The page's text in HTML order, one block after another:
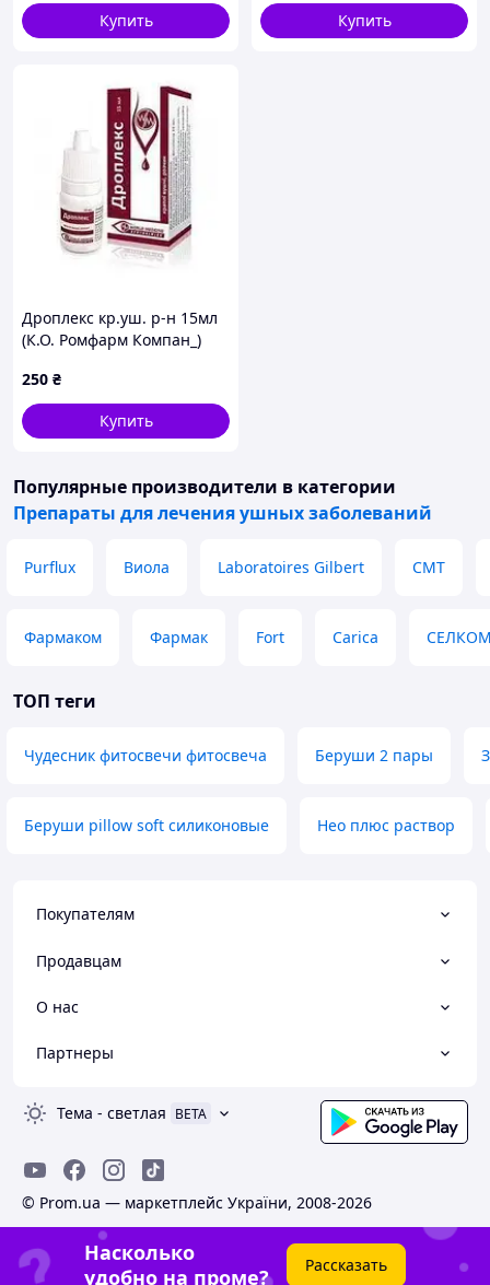
Купить
Купить
Дроплекс кр.уш. р-н 15мл
(К.О. Ромфарм Компан_)
250 ₴
Купить
Популярные производители в категории
Препараты для лечения ушных заболеваний
Purflux Виола Laboratoires Gilbert СМТ
Фармаком Фармак Fort Carica
ТОП теги
Чудесник фитосвечи фитосвеча Беруши 2 пары
Беруши pillow soft силиконовые Нео плюс раствор
Покупателям
Продавцам
О нас
Партнеры
Тема - светлая BETA
© Prom.ua — маркетплейс України, 2008-2026
Насколько
удобно на проме?
Рассказать